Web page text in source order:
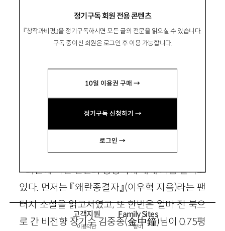
정기구독 회원 전용 콘텐츠
『창작과비평』을 정기구독하시면 모든 글의 전문을 읽으실 수 있습니다.
구독 중이신 회원은 로그인 후 이용 가능합니다.
10일 이용권 구매 →
정기구독 신청하기 →
로그인 →
김중종 『옛말로 풀어 읽은 우리 이름, 우리
문화』, 지식산업사 2000
김슬옹
목원대 강사, 통합언어학
최근에 나는 인간의 상상력에 대해 거듭 놀라고
있다. 먼저는 『왜란종결자』(이우혁 지음)라는 팬
터지 소설을 읽고서였고, 또 한번은 얼마 전 북으
로 간 비전향 장기수 김중종(金中鐘)님이 0.75평
고객지원
이용약관
Family Sites
창비